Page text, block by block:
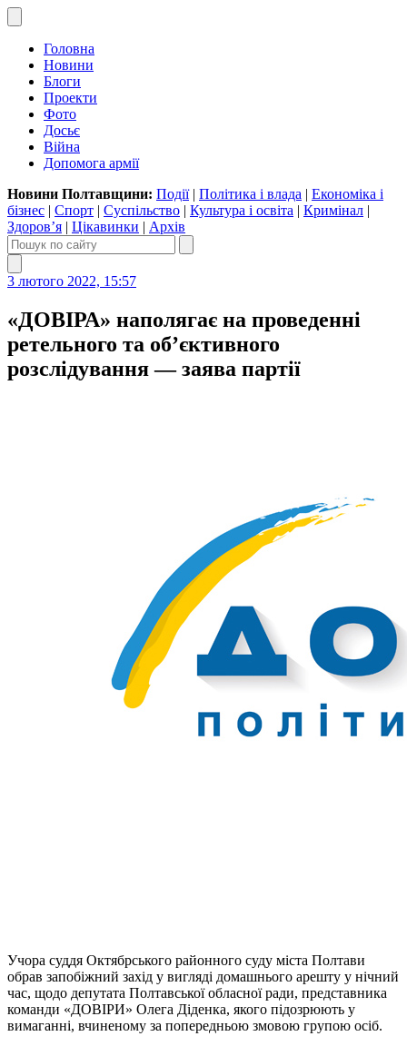
Головна
Новини
Блоги
Проекти
Фото
Досьє
Війна
Допомога армії
Новини Полтавщини: Події| Політика і влада | Економіка і
бізнес | Спорт | Суспільство | Культура і освіта | Кримінал |
Здоров’я | Цікавинки | Архів
3 лютого 2022, 15:57
«ДОВІРА» наполягає на проведенні
ретельного та об’єктивного
розслідування — заява партії
Учора суддя Октябрського районного суду міста Полтави
обрав запобіжний захід у вигляді домашнього арешту у нічний
час, щодо депутата Полтавської обласної ради, представника
команди «ДОВІРИ» Олега Діденка, якого підозрюють у
вимаганні, вчиненому за попередньою змовою групою осіб.